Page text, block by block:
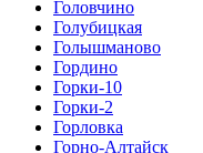
Головчино
Голубицкая
Голышманово
Гордино
Горки-10
Горки-2
Горловка
Горно-Алтайск